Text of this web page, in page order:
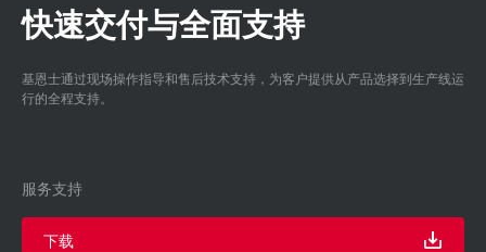
快速交付与全面支持
基恩士通过现场操作指导和售后技术支持，为客户提供从产品选择到生产线运
行的全程支持。
服务支持
下载